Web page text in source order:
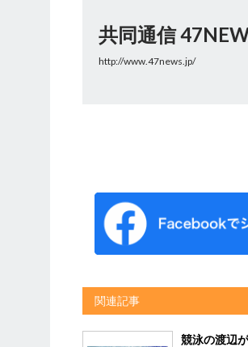
共同通信
http://www.47news.jp/
関連記事
競泳の渡辺